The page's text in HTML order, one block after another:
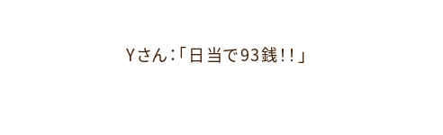
Yさん：「日当で93銭！！」